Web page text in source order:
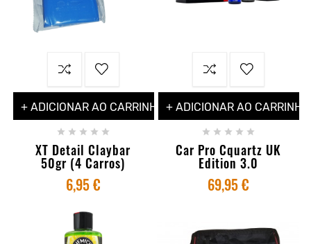
+ ADICIONAR AO CARRINHO
    
XT Detail Claybar
50gr (4 Carros)
6,95 €
+ ADICIONAR AO CARRINHO
    
Car Pro Cquartz UK
Edition 3.0
69,95 €